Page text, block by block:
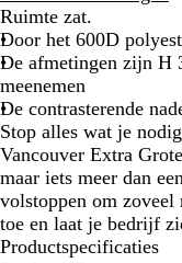
a
r
t
/
R
o
o
d
Ruimte zat.
Door het 600D
De afmetingen zijn H
meenemen
De contrasterende
Stop alles wat je
Vancouver Extra
maar iets meer dan
volstoppen om
toe en laat je bedrijf
Productspecificaties